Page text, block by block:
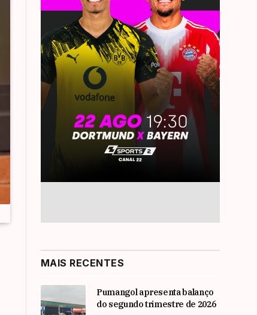
MAIS RECENTES
Pumangol apresenta balanço
do segundo trimestre de 2026